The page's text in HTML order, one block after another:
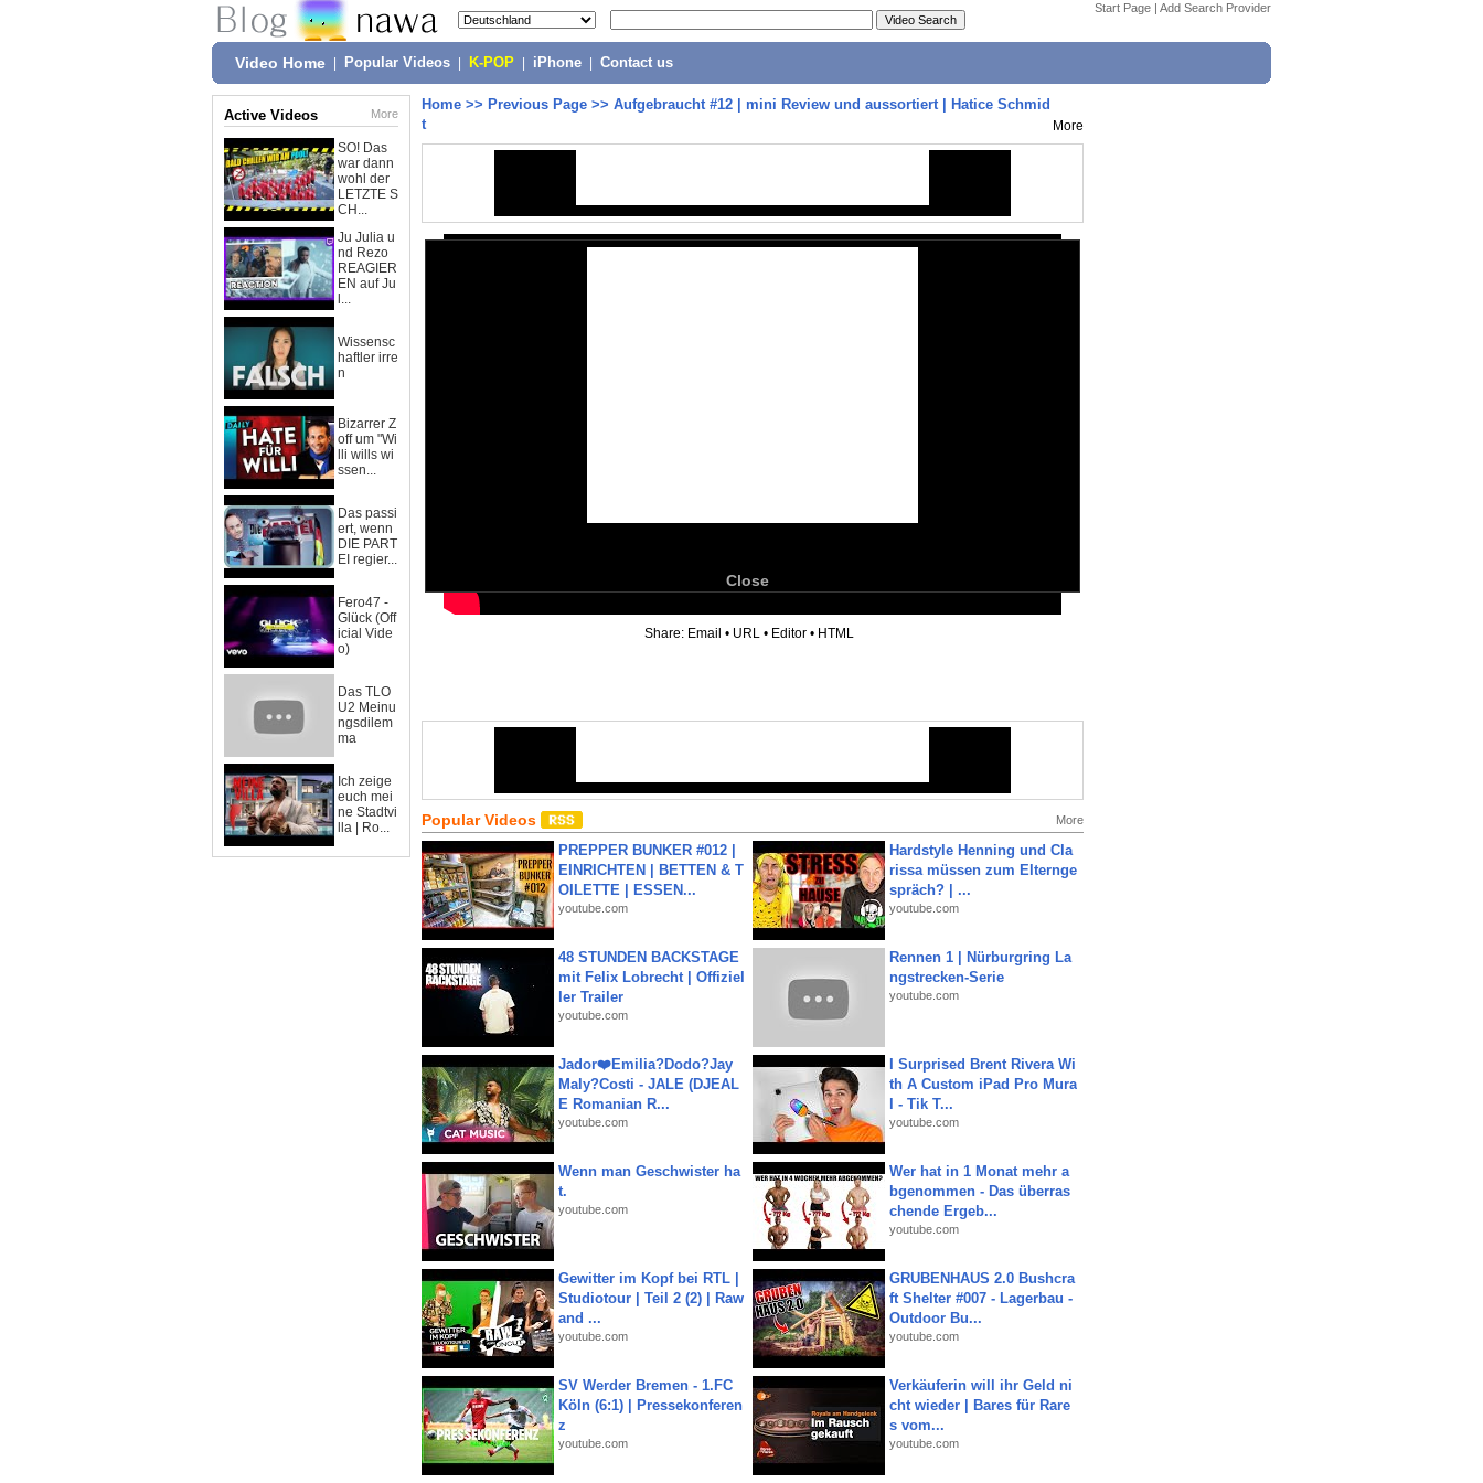
Start Page | Add Search Provider
Video Home Popular Videos K-POP iPhone Contact us
Active Videos More
SO! Das
war dann
wohl der
LETZTE S
CH...
Ju Julia u
nd Rezo
REAGIER
EN auf Ju
l...
Wissensc
haftler irre
n
Bizarrer Z
off um "Wi
lli wills wi
ssen...
Das passi
ert, wenn
DIE PART
EI regier...
Fero47 -
Glück (Off
icial Vide
o)
Das TLO
U2 Meinu
ngsdilem
ma
Ich zeige
euch mei
ne Stadtvi
lla | Ro...
Home >> Previous Page >> Aufgebraucht #12 | mini Review und aussortiert | Hatice Schmid
t
More
Close
Share: Email • URL • Editor • HTML
Popular Videos More
PREPPER BUNKER #012 |
EINRICHTEN | BETTEN & T
OILETTE | ESSEN...
youtube.com
Hardstyle Henning und Cla
rissa müssen zum Elternge
spräch? | ...
youtube.com
48 STUNDEN BACKSTAGE
mit Felix Lobrecht | Offiziel
ler Trailer
youtube.com
Rennen 1 | Nürburgring La
ngstrecken-Serie
youtube.com
Jador❤️Emilia?Dodo?Jay
Maly?Costi - JALE (DJEAL
E Romanian R...
youtube.com
I Surprised Brent Rivera Wi
th A Custom iPad Pro Mura
l - Tik T...
youtube.com
Wenn man Geschwister ha
t.
youtube.com
Wer hat in 1 Monat mehr a
bgenommen - Das überras
chende Ergeb...
youtube.com
Gewitter im Kopf bei RTL |
Studiotour | Teil 2 (2) | Raw
and ...
youtube.com
GRUBENHAUS 2.0 Bushcra
ft Shelter #007 - Lagerbau -
Outdoor Bu...
youtube.com
SV Werder Bremen - 1.FC
Köln (6:1) | Pressekonferen
z
youtube.com
Verkäuferin will ihr Geld ni
cht wieder | Bares für Rare
s vom...
youtube.com